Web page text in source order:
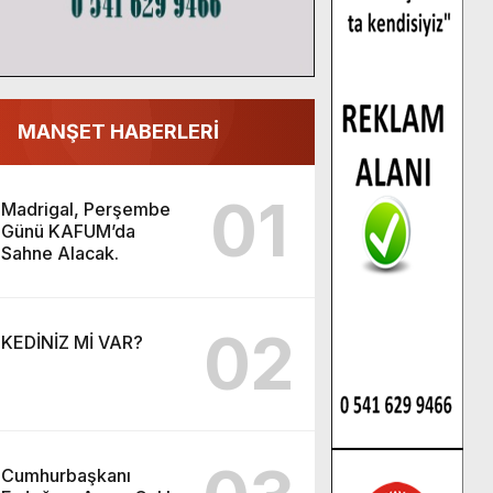
MANŞET HABERLERİ
Madrigal, Perşembe
Günü KAFUM’da
Sahne Alacak.
01
KEDİNİZ Mİ VAR? 02
Cumhurbaşkanı